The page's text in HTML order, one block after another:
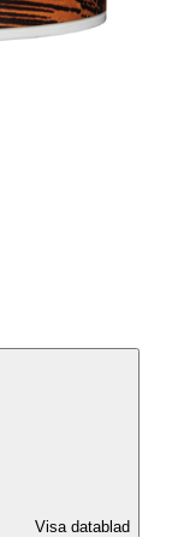
Visa datablad